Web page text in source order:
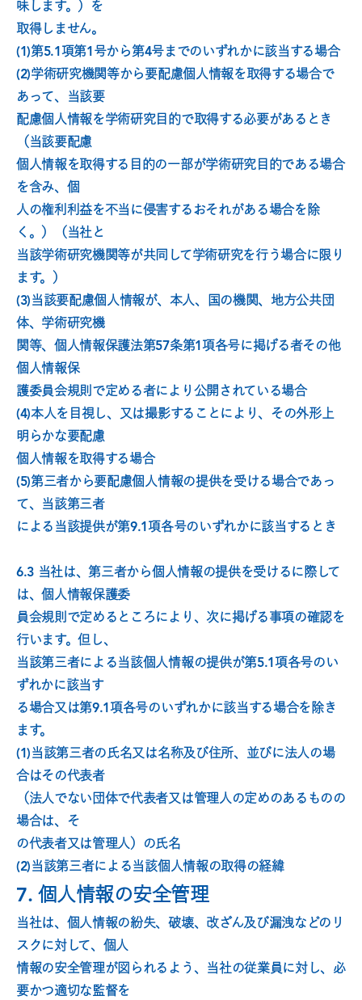
味します。）を
取得しません。
(1)第5.1項第1号から第4号までのいずれかに該当する場合
(2)学術研究機関等から要配慮個人情報を取得する場合で
あって、当該要
配慮個人情報を学術研究目的で取得する必要があるとき
（当該要配慮
個人情報を取得する目的の一部が学術研究目的である場合
を含み、個
人の権利利益を不当に侵害するおそれがある場合を除
く。）（当社と
当該学術研究機関等が共同して学術研究を行う場合に限り
ます。）
(3)当該要配慮個人情報が、本人、国の機関、地方公共団
体、学術研究機
関等、個人情報保護法第57条第1項各号に掲げる者その他
個人情報保
護委員会規則で定める者により公開されている場合
(4)本人を目視し、又は撮影することにより、その外形上
明らかな要配慮
個人情報を取得する場合
(5)第三者から要配慮個人情報の提供を受ける場合であっ
て、当該第三者
による当該提供が第9.1項各号のいずれかに該当するとき
6.3 当社は、第三者から個人情報の提供を受けるに際して
は、個人情報保護委
員会規則で定めるところにより、次に掲げる事項の確認を
行います。但し、
当該第三者による当該個人情報の提供が第5.1項各号のい
ずれかに該当す
る場合又は第9.1項各号のいずれかに該当する場合を除き
ます。
(1)当該第三者の氏名又は名称及び住所、並びに法人の場
合はその代表者
（法人でない団体で代表者又は管理人の定めのあるものの
場合は、そ
の代表者又は管理人）の氏名
(2)当該第三者による当該個人情報の取得の経緯
7. 個人情報の安全管理
当社は、個人情報の紛失、破壊、改ざん及び漏洩などのリ
スクに対して、個人
情報の安全管理が図られるよう、当社の従業員に対し、必
要かつ適切な監督を